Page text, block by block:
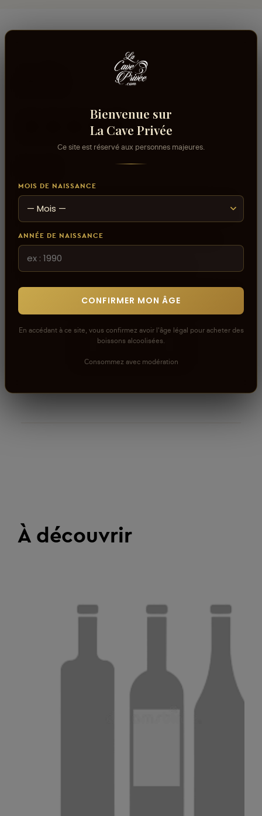
produit ou tout autre produit dans lacaveprive.com
Les avis que vous soumettez doivent respecter
notre politique de modération.
produit ou tout autre produit dans lacaveprive.com
RÉDIGER UN AVIS
À découvrir
Bienvenue sur
La Cave Privée
Ce site est réservé aux personnes majeures.
MOIS DE NAISSANCE
ANNÉE DE NAISSANCE
CONFIRMER MON ÂGE
En accédant à ce site, vous confirmez avoir l'âge légal pour acheter des
boissons alcoolisées.
Consommez avec modération